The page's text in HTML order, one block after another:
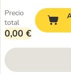
Precio
total
0,00 €